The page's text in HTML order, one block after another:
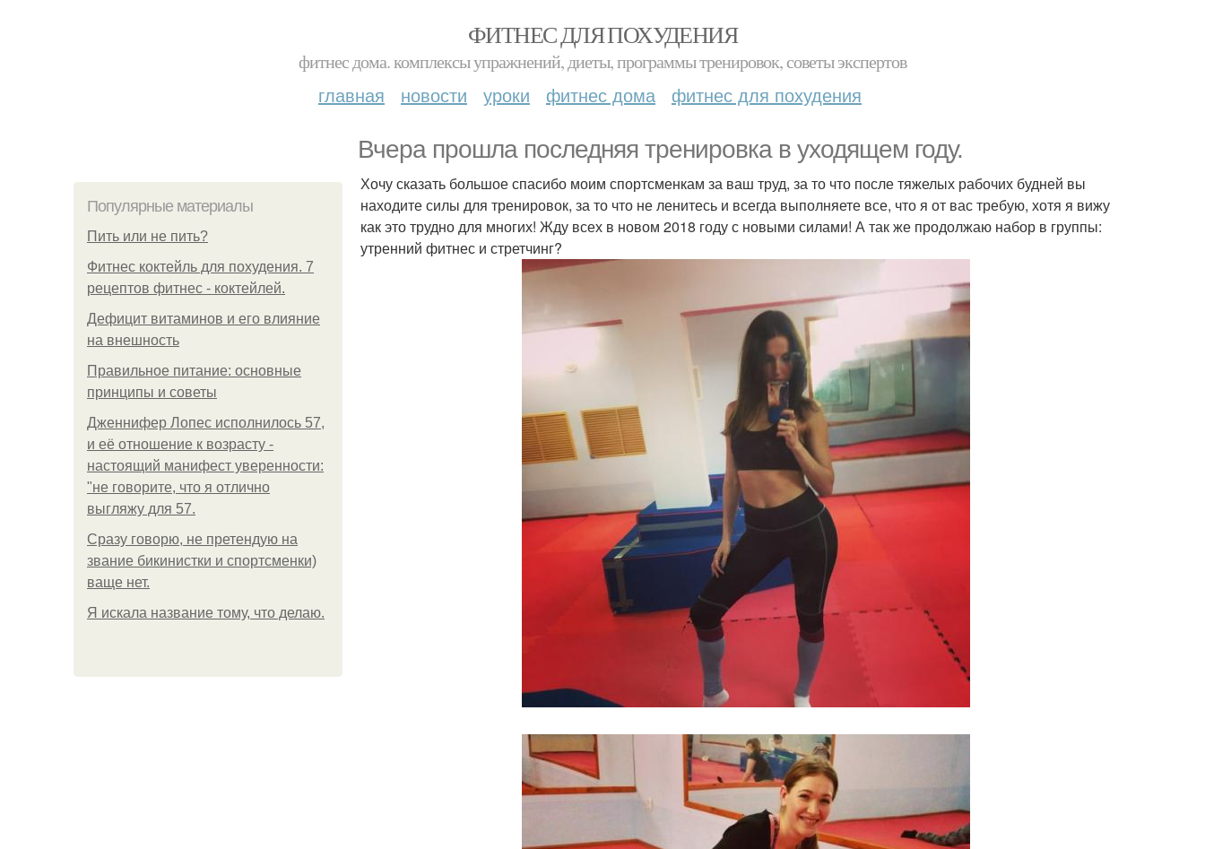
ФИТНЕС ДЛЯ ПОХУДЕНИЯ
фитнес дома. комплексы упражнений, диеты, программы тренировок, советы экспертов
главная новости уроки фитнес дома фитнес для похудения
Вчера прошла последняя тренировка в уходящем году.
Популярные материалы
Пить или не пить?
Фитнес коктейль для похудения. 7
рецептов фитнес - коктейлей.
Дефицит витаминов и его влияние
на внешность
Правильное питание: основные
принципы и советы
Дженнифер Лопес исполнилось 57,
и её отношение к возрасту -
настоящий манифест уверенности:
"не говорите, что я отлично
выгляжу для 57.
Сразу говорю, не претендую на
звание бикинистки и спортсменки)
ваще нет.
Я искала название тому, что делаю.
Хочу сказать большое спасибо моим спортсменкам за ваш труд, за то что после тяжелых рабочих будней вы
находите силы для тренировок, за то что не ленитесь и всегда выполняете все, что я от вас требую, хотя я вижу
как это трудно для многих! Жду всех в новом 2018 году с новыми силами! А так же продолжаю набор в группы:
утренний фитнес и стретчинг?